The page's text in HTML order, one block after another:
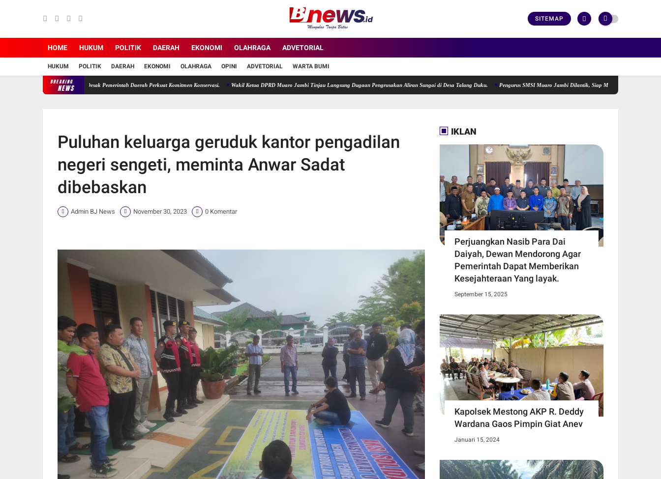
SITEMAP
HOME HUKUM POLITIK DAERAH EKONOMI OLAHRAGA ADVETORIAL
HUKUM POLITIK DAERAH EKONOMI OLAHRAGA OPINI ADVETORIAL WARTA BUMI
BREAKING
NEWS
Ade Erma Suryani Desak Pemerintah Daerah Perkuat Komitmen Konservasi. Wakil Ketua DPRD Muaro Jambi Tinjau Langsung Dugaan Pengrusakan Aliran Sungai di Desa Talang Duku. Pengurus SMSI Muaro Jambi Dilantik, Siap Menjadi Lokomotif Penggerak
Puluhan keluarga geruduk kantor pengadilan
negeri sengeti, meminta Anwar Sadat
dibebaskan
Admin BJ News November 30, 2023 0 Komentar
IKLAN
Perjuangkan Nasib Para Dai
Daiyah, Dewan Mendorong Agar
Pemerintah Dapat Memberikan
Kesejahteraan Yang layak.
September 15, 2025
Kapolsek Mestong AKP R. Deddy
Wardana Gaos Pimpin Giat Anev
Januari 15, 2024